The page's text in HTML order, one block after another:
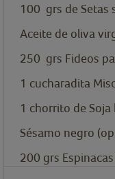
100 grs de Setas
Aceite de oliva
250 grs Fideos
1 cucharadita
1 chorrito de Soja
Sésamo negro
200 grs